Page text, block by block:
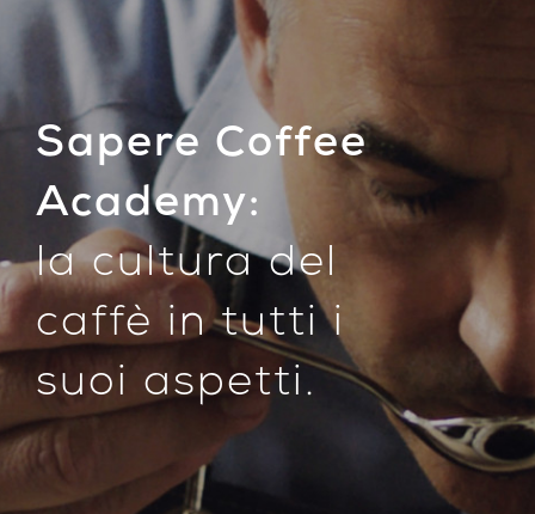
Sapere Coffee
Academy:
la cultura del
caffè in tutti i
suoi aspetti.